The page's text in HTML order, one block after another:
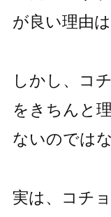
が良い理由
しかし、コ
をきちんと
ないのでは
実は、コチ